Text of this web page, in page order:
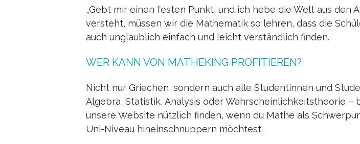
„Gebt mir einen festen Punkt, und ich hebe die Welt aus den
versteht, müssen wir die Mathematik so lehren, dass die
auch unglaublich einfach und leicht verständlich finden.
WER KANN VON MATHEKING PROFITIEREN?
Nicht nur Griechen, sondern auch alle Studentinnen und
Algebra, Statistik, Analysis oder Wahrscheinlichkeitstheorie
unsere Website nützlich finden, wenn du Mathe als
Uni-Niveau hineinschnuppern möchtest.